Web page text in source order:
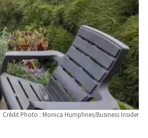
Crédit Photo : Monica Humphries/Business Insider